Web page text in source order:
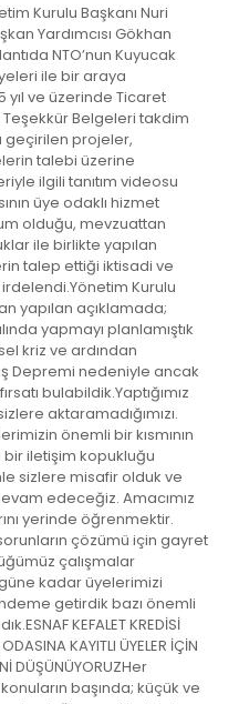
Kurulu Başkanı Nuri
Yardımcısı Gökhan
NTO’nun Kuyucak
ile bir araya
yıl ve üzerinde Ticaret
Belgeleri takdim
projeler,
talebi üzerine
ilgili tanıtım videosu
üye odaklı hizmet
olduğu, mevzuattan
ile birlikte yapılan
talep ettiği iktisadi ve
Kurulu
yapılan açıklamada;
yapmayı planlamıştık
kriz ve ardından
Depremi nedeniyle ancak
bulabildik.Yaptığımız
aktaramadığımızı.
önemli bir kısmının
bir iletişim kopukluğu
sizlere misafir olduk ve
edeceğiz. Amacımız
yerinde öğrenmektir.
çözümü için gayret
çalışmalar
kadar üyelerimizi
getirdik bazı önemli
KEFALET KREDİSİ
KAYITLI ÜYELER İÇİN
DÜŞÜNÜYORUZHer
başında; küçük ve